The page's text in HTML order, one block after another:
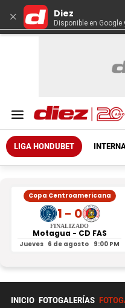
× Diez
Disponible en Google
LIGA HONDUBET
Copa Centroamericana
1 - 0
FINALIZADO
Motagua - CD FAS
Jueves 6 de agosto 9:00 PM
INICIO FOTOGALERÍAS